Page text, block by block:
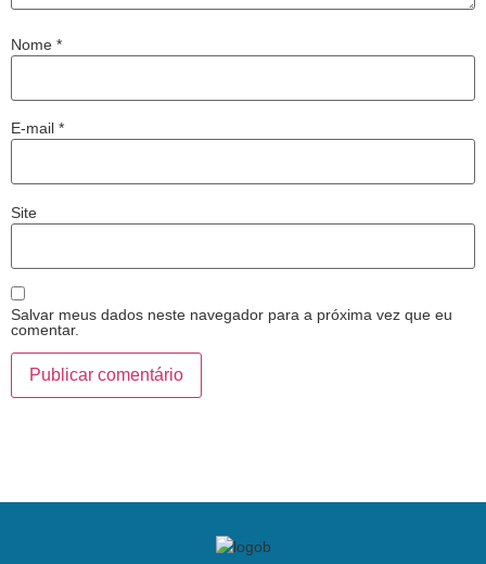
Nome *
E-mail *
Site
Salvar meus dados neste navegador para a próxima vez que eu
comentar.